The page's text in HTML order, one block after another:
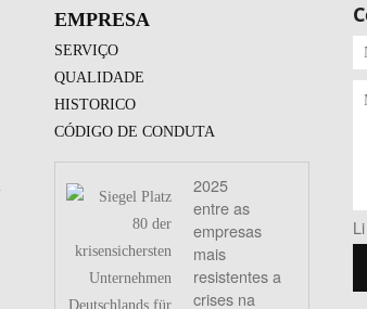
EMPRESA
SERVIÇO
QUALIDADE
HISTORICO
CÓDIGO DE CONDUTA
2025
entre as
empresas
mais
resistentes a
crises na